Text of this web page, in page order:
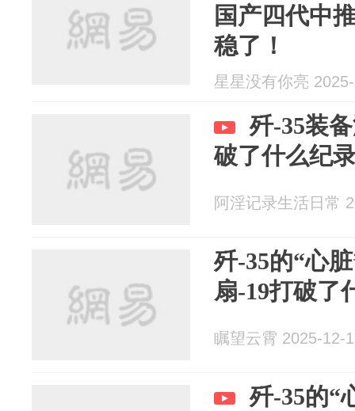
国产四代中
稳了！
星星没有你亮
歼-35装
破了什么纪
阿淫记录生活日常
歼-35的“心
扇-19打破了
瞩望云霄 2025-12-
歼-35的“